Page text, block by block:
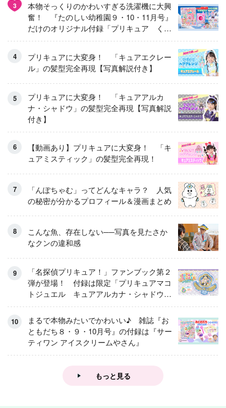
3
本物そっくりのかわいすぎる洗濯機に大興
奮！ 『たのしい幼稚園９・10・11月号』
だけのオリジナル付録「プリキュア くる
くるせんたくき」
プリキュアに大変身！ 「キュアエクレー
ル」の髪型完全再現【写真解説付き】
プリキュアに大変身！ 「キュアアルカ
ナ・シャドウ」の髪型完全再現【写真解説
付き】
【動画あり】プリキュアに大変身！ 「キ
ュアミスティック」の髪型完全再現！
「んぽちゃむ」ってどんなキャラ？ 人気
の秘密が分かるプロフィール＆漫画まとめ
こんな魚、存在しない──写真を見たさか
なクンの違和感
「名探偵プリキュア！」ファンブック第２
弾が登場！ 付録は限定「プリキュアマコ
トジュエル キュアアルカナ・シャドウ
アイスver.」 キュアエクレールを大特
集！
まるで本物みたいでかわいい♪ 雑誌『お
ともだち８・９・10月号』の付録は『サー
ティワン アイスクリームやさん』
もっと見る